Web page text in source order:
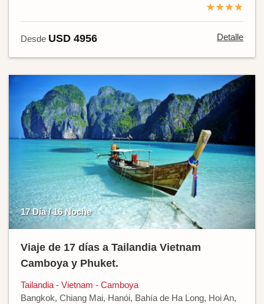
★★★★
Desde USD 4956 Detalle
17 Día / 16 Noche
Viaje de 17 días a Tailandia Vietnam
Camboya y Phuket.
Tailandia - Vietnam - Camboya
Bangkok, Chiang Mai, Hanói, Bahía de Ha Long, Hoi An,